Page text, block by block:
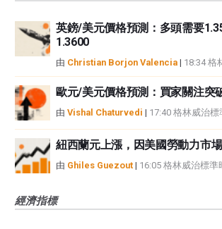
英鎊/美元價格預測：多頭需要
1.3600
由 Christian Borjon Valencia | 18:34 格
歐元/美元價格預測：買家關注突
由 Vishal Chaturvedi | 17:40 格林威治標
紐西蘭元上漲，因美國勞動力市
由 Ghiles Guezout | 16:05 格林威治標準
經濟指標